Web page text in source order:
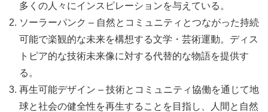
多くの人々にインスピレーションを与えている。
ソーラーパンク – 自然とコミュニティとつながった持続
可能で楽観的な未来を構想する文学・芸術運動。ディス
トピア的な技術未来像に対する代替的な物語を提供す
る。
再生可能デザイン – 技術とコミュニティ協働を通じて地
球と社会の健全性を再生することを目指し、人間と自然